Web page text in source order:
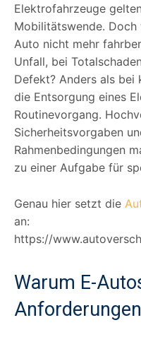
Elektrofahrzeuge
Mobilitätswende.
Auto nicht mehr
Unfall, bei
Defekt? Anders als bei
die Entsorgung eines
Routinevorgang.
Sicherheitsvorgaben
Rahmenbedingungen
zu einer Aufgabe für
Genau hier setzt die
an:
https://
Warum E-